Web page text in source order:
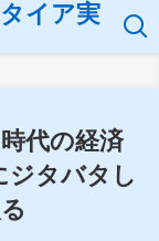
イア実
代の経済
ジタバタし